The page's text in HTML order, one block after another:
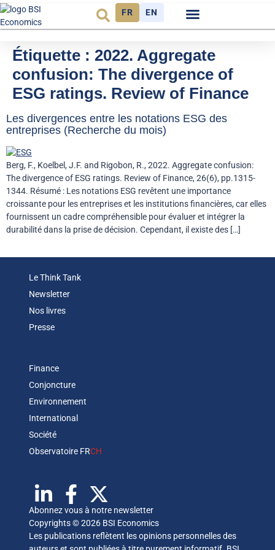
FR EN
Étiquette : 2022. Aggregate
confusion: The divergence of
ESG ratings. Review of Finance
Les divergences entre les notations ESG des
entreprises (Recherche du mois)
Berg, F., Koelbel, J.F. and Rigobon, R., 2022. Aggregate confusion:
The divergence of ESG ratings. Review of Finance, 26(6), pp.1315-
1344. Résumé : Les notations ESG revêtent une importance
croissante pour les entreprises et les institutions financières, car elles
fournissent un cadre compréhensible pour évaluer et intégrer la
durabilité dans la prise de décision. Cependant, il existe des […]
Le Think Tank
Newsletter
Nos livres
Presse
Finance
Conjoncture
Environnement
International
Société
Observatoire FRCH
Abonnez vous à notre newsletter
Copyrights © 2026 BSI Economics
Les publications reflètent les opinions personnelles des